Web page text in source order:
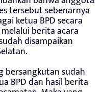
tersebut sebenarnya
ketua BPD secara
berita acara
disampaikan
bersangkutan sudah
BPD dan hasil berita